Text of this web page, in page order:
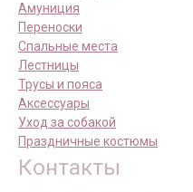
Амуниция
Переноски
Спальные места
Лестницы
Трусы и пояса
Аксессуары
Уход за собакой
Праздничные костюмы
Контакты